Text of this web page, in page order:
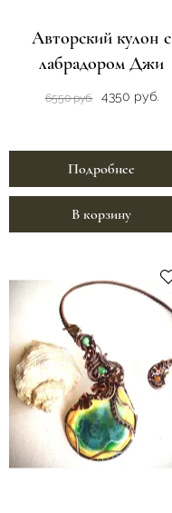
Авторский кулон с
лабрадором Джи
6550 руб. 4350 руб.
Подробнее
В корзину